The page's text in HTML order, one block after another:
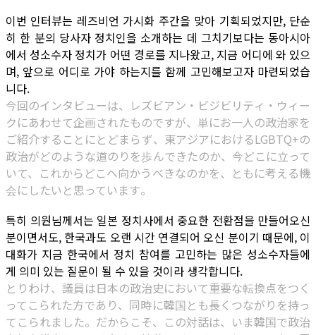
이번 인터뷰는 레즈비언 가시화 주간을 맞아 기획되었지만, 단순
히 한 분의 당사자 정치인을 소개하는 데 그치기보다는 동아시아
에서 성소수자 정치가 어떤 경로를 지나왔고, 지금 어디에 와 있으
며, 앞으로 어디로 가야 하는지를 함께 고민해보고자 마련되었습
니다.
今回のインタビューは、レズビアン・ビジビリティ・ウィー
クにあわせて企画されたものですが、単にお一人の政治家を
ご紹介することにとどまらず、東アジアにおけるLGBTQ+の
政治がどのような道のりを歩んできたのか、今どこに立って
いて、これからどこへ向かうべきなのかを、ともに考える機
会にしたいと思っています。
특히 의원님께서는 일본 정치사에서 중요한 전환점을 만들어오신
분이면서도, 한국과도 오랜 시간 연결되어 오신 분이기 때문에, 이
대화가 지금 한국에서 정치 참여를 고민하는 많은 성소수자들에
게 의미 있는 질문이 될 수 있을 것이라 생각합니다.
とりわけ、議員は日本の政治史において重要な転換点をつく
ってこられた方であり、同時に韓国とも長くつながりを持っ
てこられました。だからこそ、この対話は、いま韓国で政治